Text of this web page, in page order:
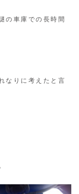
の車庫での長時間
なりに考えたと言